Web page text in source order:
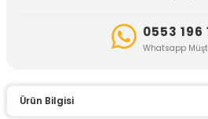
0553 196
Whatsapp
Ürün Bilgisi